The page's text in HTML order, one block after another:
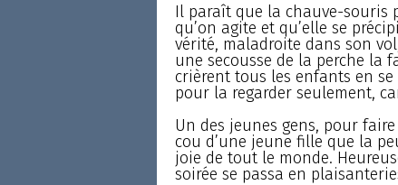
Il paraît que la chauve-souris
qu’on agite et qu’elle se
vérité, maladroite dans son
une secousse de la perche la
crièrent tous les enfants en
pour la regarder seulement,
Un des jeunes gens, pour
cou d’une jeune fille que la
joie de tout le monde.
soirée se passa en